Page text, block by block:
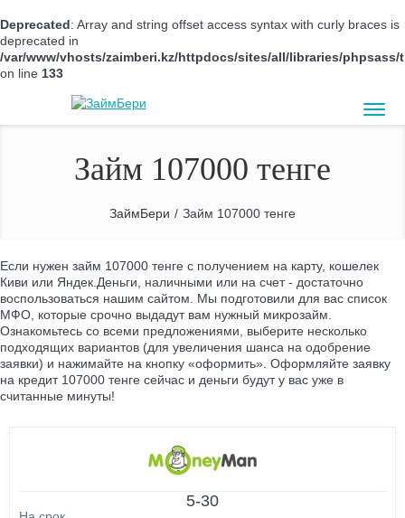
Deprecated: Array and string offset access syntax with curly braces is
deprecated in
/var/www/vhosts/zaimberi.kz/httpdocs/sites/all/libraries/phpsass/
on line 133
Займ 107000 тенге
ЗаймБери / Займ 107000 тенге
Если нужен займ 107000 тенге с получением на карту, кошелек
Киви или Яндек.Деньги, наличными или на счет - достаточно
воспользоваться нашим сайтом. Мы подготовили для вас список
МФО, которые срочно выдадут вам нужный микрозайм.
Ознакомьтесь со всеми предложениями, выберите несколько
подходящих вариантов (для увеличения шанса на одобрение
заявки) и нажимайте на кнопку «оформить». Оформляйте заявку
на кредит 107000 тенге сейчас и деньги будут у вас уже в
считанные минуты!
5-30